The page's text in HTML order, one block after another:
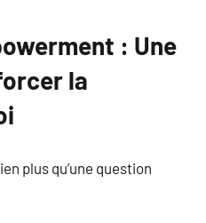
: Une
la
plus qu’une question